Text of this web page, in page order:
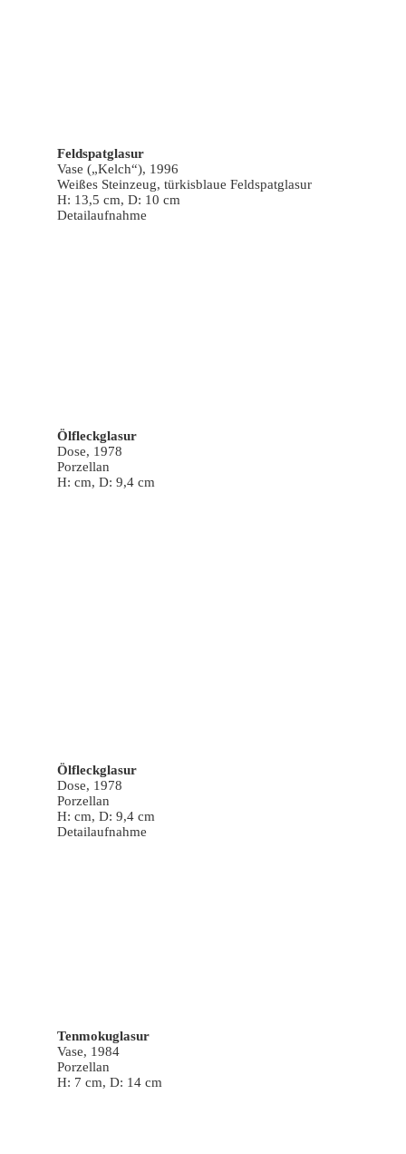
Feldspatglasur
Vase („Kelch“), 1996
Weißes Steinzeug, türkisblaue Feldspatglasur
H: 13,5 cm, D: 10 cm
Detailaufnahme
Ölfleckglasur
Dose, 1978
Porzellan
H: cm, D: 9,4 cm
Ölfleckglasur
Dose, 1978
Porzellan
H: cm, D: 9,4 cm
Detailaufnahme
Tenmokuglasur
Vase, 1984
Porzellan
H: 7 cm, D: 14 cm